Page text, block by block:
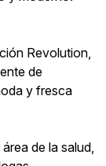
Revolution,
de
y fresca
de la salud,